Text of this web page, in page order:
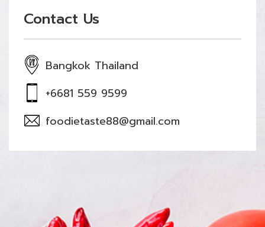
Contact Us
Bangkok Thailand
+6681 559 9599
foodietaste88@gmail.com